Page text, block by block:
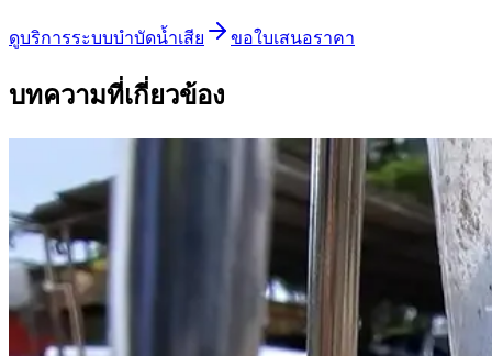
ดูบริการระบบบำบัดน้ำเสีย ขอใบเสนอราคา
บทความที่เกี่ยวข้อง